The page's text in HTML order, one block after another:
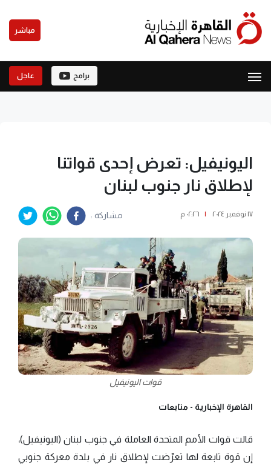
مباشر
برامج عاجل
اليونيفيل: تعرض إحدى قواتنا
لإطلاق نار جنوب لبنان
١٧ نوفمبر ٢٠٢٤ | ٠٢:٢٦ م مشاركة :
قوات اليونيفيل
القاهرة الإخبارية - متابعات
قالت قوات الأمم المتحدة العاملة في جنوب لبنان (اليونيفيل)،
إن قوة تابعة لها تعرّضت لإطلاق نار في بلدة معركة جنوبي